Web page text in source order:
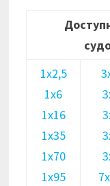
1х2,5
1х6
1х16
1х35
1х70
1х95